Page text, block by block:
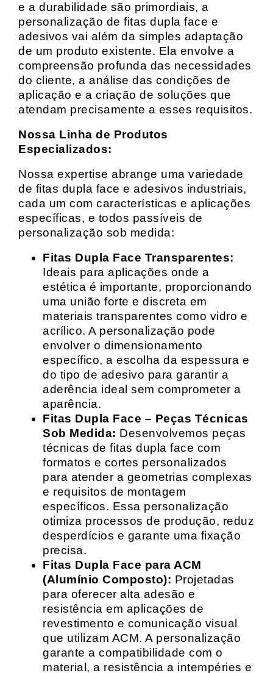
e a durabilidade são primordiais, a
personalização de fitas dupla face e
adesivos vai além da simples adaptação
de um produto existente. Ela envolve a
compreensão profunda das necessidades
do cliente, a análise das condições de
aplicação e a criação de soluções que
atendam precisamente a esses requisitos.
Nossa Linha de Produtos
Especializados:
Nossa expertise abrange uma variedade
de fitas dupla face e adesivos industriais,
cada um com características e aplicações
específicas, e todos passíveis de
personalização sob medida:
Fitas Dupla Face Transparentes:
Ideais para aplicações onde a
estética é importante, proporcionando
uma união forte e discreta em
materiais transparentes como vidro e
acrílico. A personalização pode
envolver o dimensionamento
específico, a escolha da espessura e
do tipo de adesivo para garantir a
aderência ideal sem comprometer a
aparência.
Fitas Dupla Face – Peças Técnicas
Sob Medida: Desenvolvemos peças
técnicas de fitas dupla face com
formatos e cortes personalizados
para atender a geometrias complexas
e requisitos de montagem
específicos. Essa personalização
otimiza processos de produção, reduz
desperdícios e garante uma fixação
precisa.
Fitas Dupla Face para ACM
(Alumínio Composto): Projetadas
para oferecer alta adesão e
resistência em aplicações de
revestimento e comunicação visual
que utilizam ACM. A personalização
garante a compatibilidade com o
material, a resistência a intempéries e